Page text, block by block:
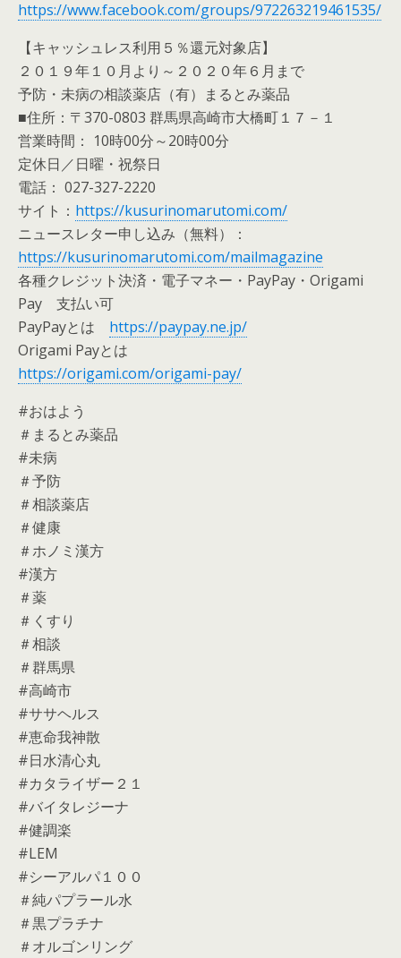
https://www.facebook.com/groups/972263219461535/
【キャッシュレス利用５％還元対象店】
２０１９年１０月より～２０２０年６月まで
予防・未病の相談薬店（有）まるとみ薬品
■住所：〒370-0803 群馬県高崎市大橋町１７－１
営業時間： 10時00分～20時00分
定休日／日曜・祝祭日
電話： 027-327-2220
サイト： https://kusurinomarutomi.com/
ニュースレター申し込み（無料）：
https://kusurinomarutomi.com/mailmagazine
各種クレジット決済・電子マネー・PayPay・Origami
Pay 支払い可
PayPayとは https://paypay.ne.jp/
Origami Payとは
https://origami.com/origami-pay/
#おはよう
＃まるとみ薬品
#未病
＃予防
＃相談薬店
＃健康
＃ホノミ漢方
#漢方
＃薬
＃くすり
＃相談
＃群馬県
#高崎市
#ササヘルス
#恵命我神散
#日水清心丸
#カタライザー２１
#バイタレジーナ
#健調楽
#LEM
#シーアルパ１００
＃純パプラール水
＃黒プラチナ
＃オルゴンリング